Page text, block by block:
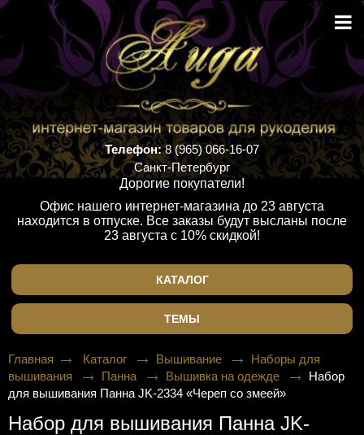
Телефон:8 (965) 066-16-07
Санкт-Петербург
Дорогие покупатели!
Офис нашего интернет-магазина до 23 августа
находится в отпуске. Все заказы будут высланы после
23 августа с 10% скидкой!
КАТАЛОГ
ТЕМЫ
Главная Каталог Вышивание
Наборы для
вышивания
Панна Вышивка на одежде
Набор
для вышивания Панна JK-2334 «Череп со змеей»
Набор для вышивания Панна JK-